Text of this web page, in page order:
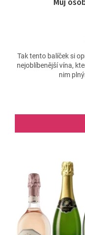
Tak tento balíček si
nejoblíbenější vína,
nim